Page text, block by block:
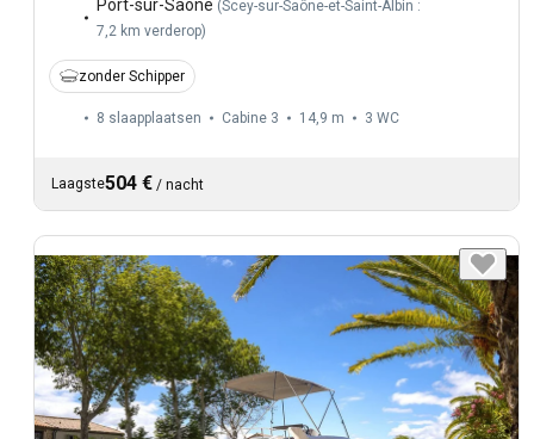
Port-sur-Saône (Scey-sur-Saône-et-Saint-Albin :
7,2 km verderop)
zonder Schipper
8 slaapplaatsen Cabine 3 14,9 m 3 WC
Laagste504 € / nacht